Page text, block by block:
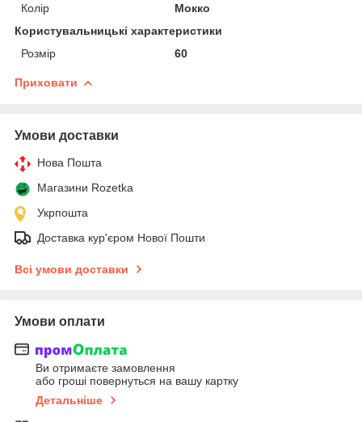
Колір
Мокко
Користувальницькі характеристики
Розмір
60
Приховати
Умови доставки
Нова Пошта
Магазини Rozetka
Укрпошта
Доставка кур'єром Нової Пошти
Всі умови доставки
Умови оплати
Ви отримаєте замовлення
або гроші повернуться на вашу картку
Детальніше